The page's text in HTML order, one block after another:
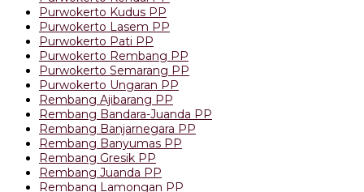
Purwokerto Kudus PP
Purwokerto Lasem PP
Purwokerto Pati PP
Purwokerto Rembang PP
Purwokerto Semarang PP
Purwokerto Ungaran PP
Rembang Ajibarang PP
Rembang Bandara-Juanda PP
Rembang Banjarnegara PP
Rembang Banyumas PP
Rembang Gresik PP
Rembang Juanda PP
Rembang Lamongan PP